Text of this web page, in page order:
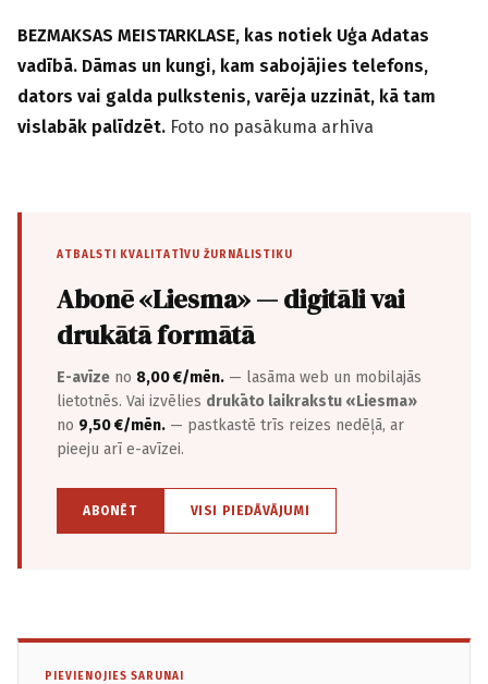
BEZMAKSAS MEISTARKLASE, kas notiek Uģa Adatas
vadībā. Dāmas un kungi, kam sabojājies telefons,
dators vai galda pulkstenis, varēja uzzināt, kā tam
vislabāk palīdzēt. Foto no pasākuma arhīva
ATBALSTI KVALITATĪVU ŽURNĀLISTIKU
Abonē «Liesma» — digitāli vai
drukātā formātā
E-avīze no 8,00 €/mēn. — lasāma web un mobilajās
lietotnēs. Vai izvēlies drukāto laikrakstu «Liesma»
no 9,50 €/mēn. — pastkastē trīs reizes nedēļā, ar
pieeju arī e-avīzei.
ABONĒT VISI PIEDĀVĀJUMI
PIEVIENOJIES SARUNAI